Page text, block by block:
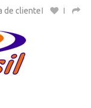
de cliente